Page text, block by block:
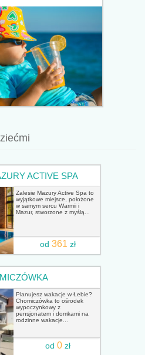
ACTIVE SPA
Zalesie Mazury Active Spa to
wyjątkowe miejsce, położone
w samym sercu Warmii i
Mazur, stworzone z myślą...
od361 zł
Planujesz wakacje w Łebie?
Chomiczówka to ośrodek
wypoczynkowy z
pensjonatem i domkami na
rodzinne wakacje...
od0 zł